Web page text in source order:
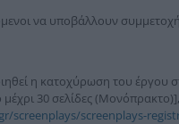
να υποβάλλουν συμμετοχή
η κατοχύρωση του έργου
μέχρι 30 σελίδες
screenplays/screenplays-